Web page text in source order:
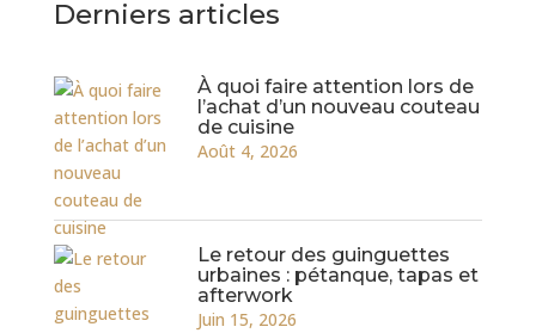
Derniers articles
À quoi faire attention lors de
l’achat d’un nouveau couteau
de cuisine
Août 4, 2026
Le retour des guinguettes
urbaines : pétanque, tapas et
afterwork
Juin 15, 2026